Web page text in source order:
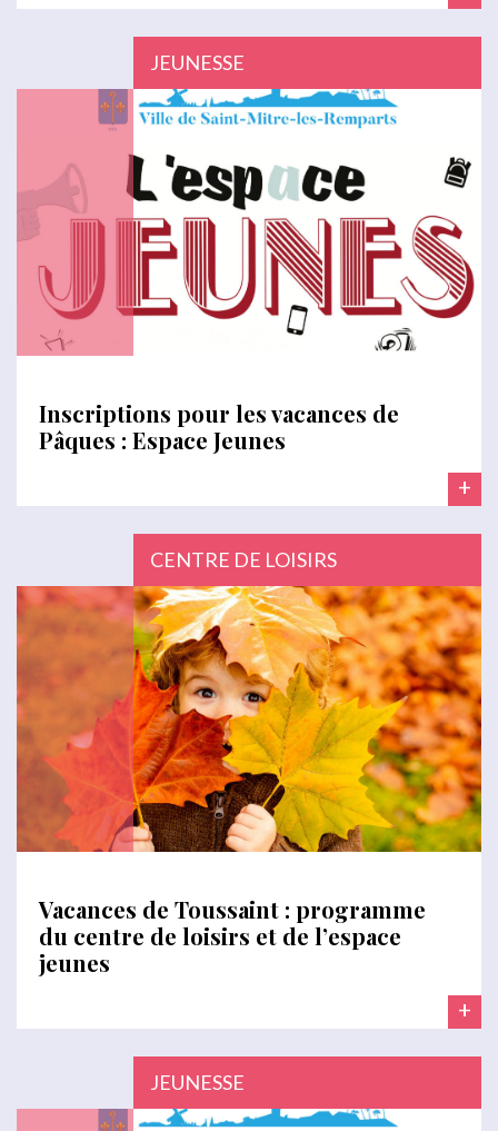
JEUNESSE
Inscriptions pour les vacances de
Pâques : Espace Jeunes
+
CENTRE DE LOISIRS
Vacances de Toussaint : programme
du centre de loisirs et de l’espace
jeunes
+
JEUNESSE